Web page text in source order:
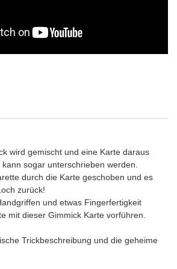
wird gemischt und eine Karte daraus
sogar unterschrieben werden.
durch die Karte geschoben und es
zurück!
und etwas Fingerfertigkeit
mit dieser Gimmick Karte vorführen.
Trickbeschreibung und die geheime